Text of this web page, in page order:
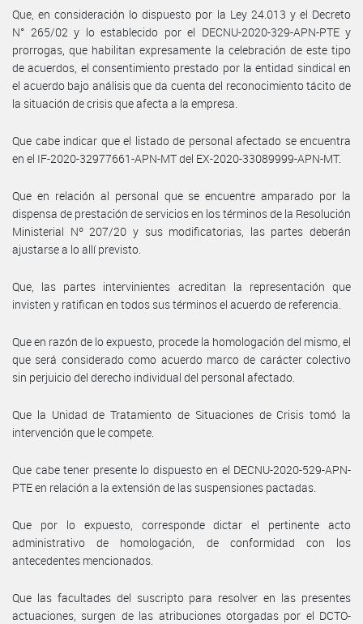
Que, en consideración lo dispuesto por la Ley 24.013 y el Decreto
N° 265/02 y lo establecido por el DECNU-2020-329-APN-PTE y
prorrogas, que habilitan expresamente la celebración de este tipo
de acuerdos, el consentimiento prestado por la entidad sindical en
el acuerdo bajo análisis que da cuenta del reconocimiento tácito de
la situación de crisis que afecta a la empresa.
Que cabe indicar que el listado de personal afectado se encuentra
en el IF-2020-32977661-APN-MT del EX-2020-33089999-APN-MT.
Que en relación al personal que se encuentre amparado por la
dispensa de prestación de servicios en los términos de la Resolución
Ministerial Nº 207/20 y sus modificatorias, las partes deberán
ajustarse a lo allí previsto.
Que, las partes intervinientes acreditan la representación que
invisten y ratifican en todos sus términos el acuerdo de referencia.
Que en razón de lo expuesto, procede la homologación del mismo, el
que será considerado como acuerdo marco de carácter colectivo
sin perjuicio del derecho individual del personal afectado.
Que la Unidad de Tratamiento de Situaciones de Crisis tomó la
intervención que le compete.
Que cabe tener presente lo dispuesto en el DECNU-2020-529-APN-
PTE en relación a la extensión de las suspensiones pactadas.
Que por lo expuesto, corresponde dictar el pertinente acto
administrativo de homologación, de conformidad con los
antecedentes mencionados.
Que las facultades del suscripto para resolver en las presentes
actuaciones, surgen de las atribuciones otorgadas por el DCTO-